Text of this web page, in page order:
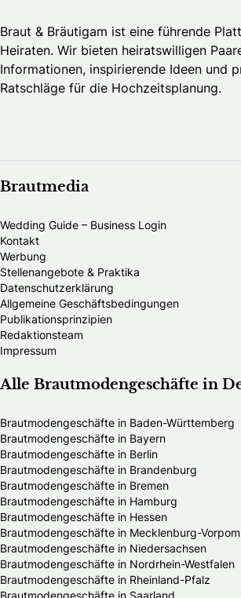
Braut & Bräutigam ist eine führende
Heiraten. Wir bieten heiratswilligen
Informationen, inspirierende Ideen und
Ratschläge für die Hochzeitsplanung.
Brautmedia
Wedding Guide – Business Login
Kontakt
Werbung
Stellenangebote & Praktika
Datenschutzerklärung
Allgemeine Geschäftsbedingungen
Publikationsprinzipien
Redaktionsteam
Impressum
Alle Brautmodengeschäfte in
Brautmodengeschäfte in Baden-Württemberg
Brautmodengeschäfte in Bayern
Brautmodengeschäfte in Berlin
Brautmodengeschäfte in Brandenburg
Brautmodengeschäfte in Bremen
Brautmodengeschäfte in Hamburg
Brautmodengeschäfte in Hessen
Brautmodengeschäfte in Mecklenburg-
Brautmodengeschäfte in Niedersachsen
Brautmodengeschäfte in Nordrhein-Westfalen
Brautmodengeschäfte in Rheinland-Pfalz